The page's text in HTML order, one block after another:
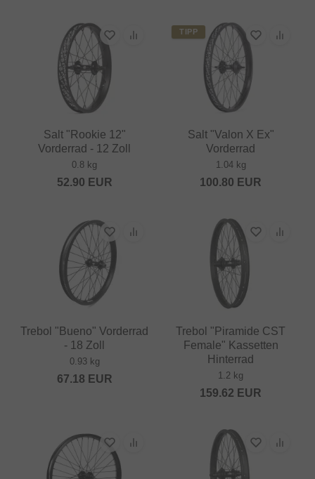
Salt "Rookie 12"
Vorderrad - 12 Zoll
0.8 kg
52.90 EUR
TIPP
Salt "Valon X Ex"
Vorderrad
1.04 kg
100.80 EUR
Trebol "Bueno" Vorderrad
- 18 Zoll
0.93 kg
67.18 EUR
Trebol "Piramide CST
Female" Kassetten
Hinterrad
1.2 kg
159.62 EUR